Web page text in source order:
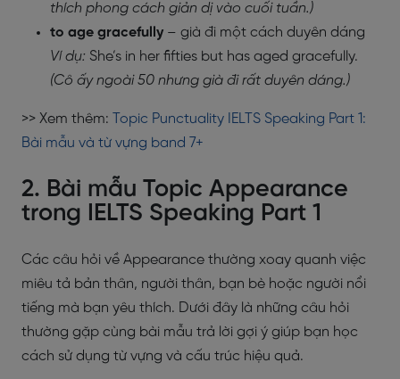
thích phong cách giản dị vào cuối tuần.)
to age gracefully – già đi một cách duyên dáng
Ví dụ: She’s in her fifties but has aged gracefully.
(Cô ấy ngoài 50 nhưng già đi rất duyên dáng.)
>> Xem thêm:
Topic Punctuality IELTS Speaking Part 1:
Bài mẫu và từ vựng band 7+
2. Bài mẫu Topic Appearance
trong IELTS Speaking Part 1
Các câu hỏi về Appearance thường xoay quanh việc
miêu tả bản thân, người thân, bạn bè hoặc người nổi
tiếng mà bạn yêu thích. Dưới đây là những câu hỏi
thường gặp cùng bài mẫu trả lời gợi ý giúp bạn học
cách sử dụng từ vựng và cấu trúc hiệu quả.